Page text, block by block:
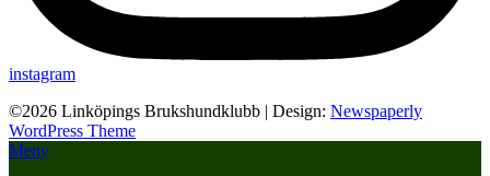
instagram
©2026 Linköpings Brukshundklubb | Design: Newspaperly
WordPress Theme
Meny